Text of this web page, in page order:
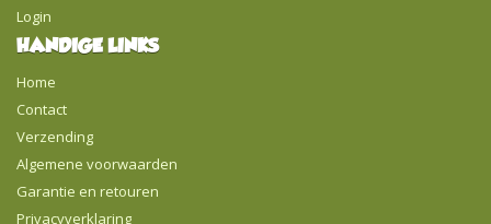
Login
HANDIGE LINKS
Home
Contact
Verzending
Algemene voorwaarden
Garantie en retouren
Privacyverklaring